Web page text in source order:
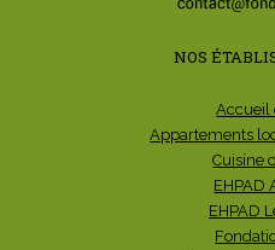
NOS
Accueil
Appartements
Cuisine
EHPAD
EHPAD